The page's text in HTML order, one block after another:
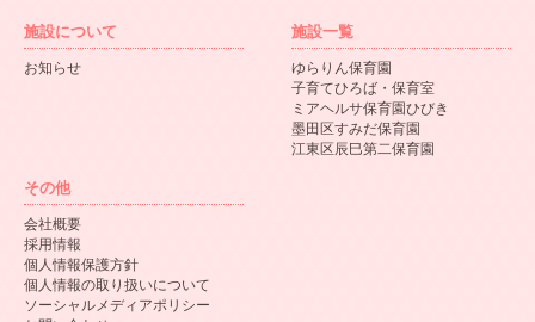
施設について
お知らせ
施設一覧
ゆらりん保育園
子育てひろば・保育室
ミアヘルサ保育園ひびき
墨田区すみだ保育園
江東区辰巳第二保育園
その他
会社概要
採用情報
個人情報保護方針
個人情報の取り扱いについて
ソーシャルメディアポリシー